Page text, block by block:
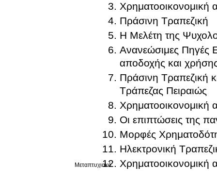
Μεταπτυχιακό
Χρηματοοικονομική
Πράσινη Τραπεζική
Η Μελέτη της
Ανανεώσιμες Πηγές
αποδοχής και
Πράσινη Τραπεζική
Τράπεζας Πειραιώς
Χρηματοοικονομική
Οι επιπτώσεις της
Μορφές
Ηλεκτρονική
Χρηματοοικονομική